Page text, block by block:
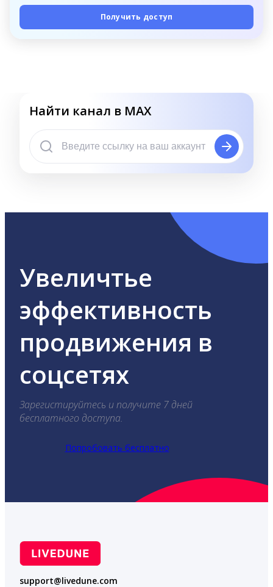
Получить доступ
Найти канал в MAX
Увеличтье
эффективность
продвижения в
соцсетях
Зарегистируйтесь и получите 7 дней
бесплатного доступа.
Попробовать бесплатно
support@livedune.com